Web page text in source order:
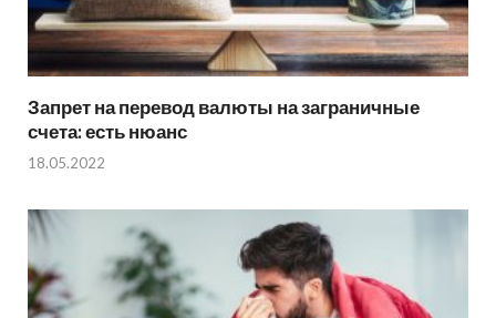
Запрет на перевод валюты на заграничные
счета: есть нюанс
18.05.2022